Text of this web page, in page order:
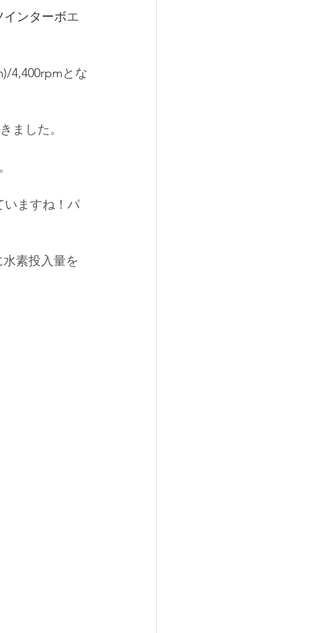
インターボエ
4,400rpmとな
ました。
いますね！パ
素投入量を